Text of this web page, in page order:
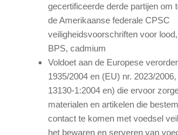
gecertificeerde derde partijen om
de Amerikaanse federale CPSC
veiligheidsvoorschriften voor
BPS, cadmium
Voldoet aan de Europese
1935/2004 en (EU) nr. 2023/
13130-1:2004 en) die ervoor
materialen en artikelen die
contact te komen met voedsel
het bewaren en serveren van